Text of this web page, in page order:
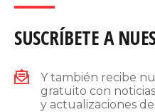
SUSCRÍBETE A
Y también recibe
gratuito con
y actualizaciones